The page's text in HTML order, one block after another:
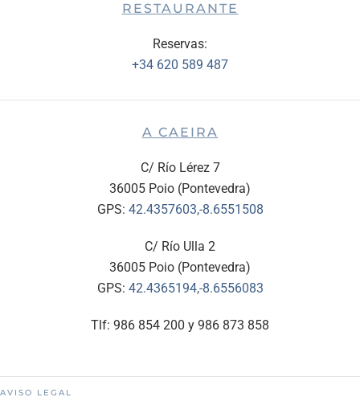
RESTAURANTE
Reservas:
+34 620 589 487
A CAEIRA
C/ Río Lérez 7
36005 Poio (Pontevedra)
GPS: 42.4357603,-8.6551508
C/ Río Ulla 2
36005 Poio (Pontevedra)
GPS: 42.4365194,-8.6556083
Tlf: 986 854 200 y 986 873 858
AVISO LEGAL